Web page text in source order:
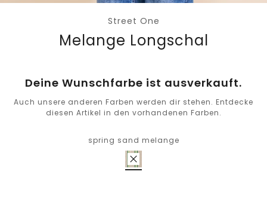
Street One
Melange Longschal
Deine Wunschfarbe ist ausverkauft.
Auch unsere anderen Farben werden dir stehen. Entdecke
diesen Artikel in den vorhandenen Farben.
spring sand melange